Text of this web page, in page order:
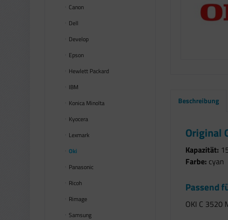
Canon
Dell
Develop
Epson
Hewlett Packard
IBM
Konica Minolta
Kyocera
Lexmark
Oki
Panasonic
Ricoh
Rimage
Samsung
Beschreibung
Original
Kapazität:
Farbe: cyan
Passend
OKI C 3520